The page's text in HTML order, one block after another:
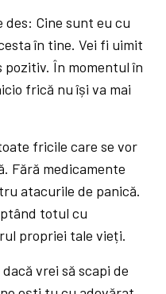
Cine sunt eu cu
în tine. Vei fi uimit
pozitiv. În momentul în
frică nu își va mai
fricile care se vor
Fără medicamente
atacurile de panică.
totul cu
propriei tale vieți.
vrei să scapi de